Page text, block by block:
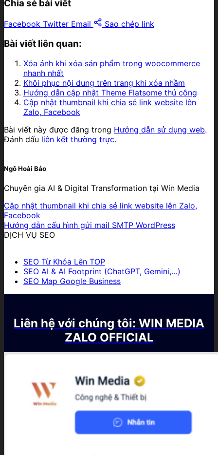
Chia sẻ bài viết
Facebook Twitter Email Sao chép link
Bài viết liên quan:
Xóa ảnh khi xóa sản phẩm trong woocommerce
nhanh nhất
Khôi phục nội dung trên trang khi xóa nhầm
Hướng dẫn cập nhật Theme Flatsome thủ công
Cập nhật thumbnail khi chia sẻ link website lên
Zalo, Facebook
Bài viết này được đăng trong Hướng dẫn sử dụng web.
Đánh dấu liên kết thường trực.
Ngô Hoài Bảo
Chuyên gia AI & Digital Transformation tại Win Media
Cập nhật thumbnail khi chia sẻ link website lên Zalo,
Facebook
Hướng dẫn cấu hình gửi mail SMTP WordPress
DỊCH VỤ SEO
SEO Từ Khóa Lên TOP
SEO AI & AI Footprint (ChatGPT, Gemini,…)
SEO Map Google Business
Liên hệ với chúng tôi: WIN MEDIA
ZALO OFFICIAL